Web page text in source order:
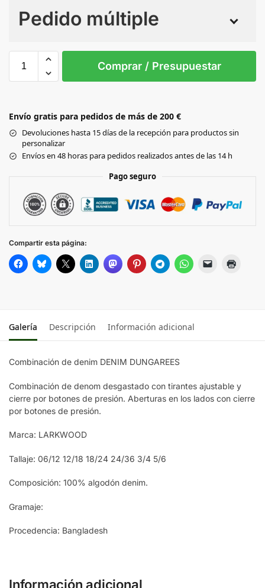
Pedido múltiple
03/04 05/06 06/12M
Comprar / Presupuestar
Envío gratis para pedidos de más de 200 €
Devoluciones hasta 15 días de la recepción para productos sin
personalizar
Envíos en 48 horas para pedidos realizados antes de las 14 h
Pago seguro
Compartir esta página:
Galería Descripción Información adicional
Combinación de denim DENIM DUNGAREES
Combinación de denom desgastado con tirantes ajustable y
cierre por botones de presión. Aberturas en los lados con cierre
por botones de presión.
Marca: LARKWOOD
Tallaje: 06/12 12/18 18/24 24/36 3/4 5/6
Composición: 100% algodón denim.
Gramaje:
Procedencia: Bangladesh
Información adicional